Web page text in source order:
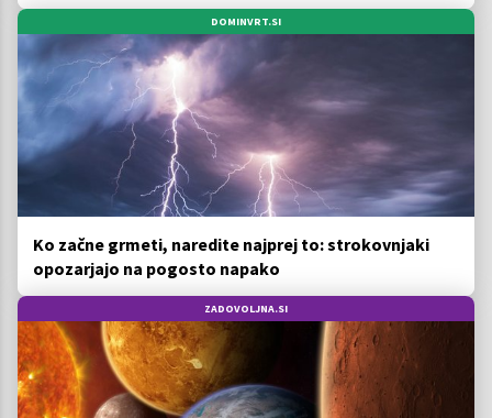
DOMINVRT.SI
Ko začne grmeti, naredite najprej to: strokovnjaki
opozarjajo na pogosto napako
ZADOVOLJNA.SI